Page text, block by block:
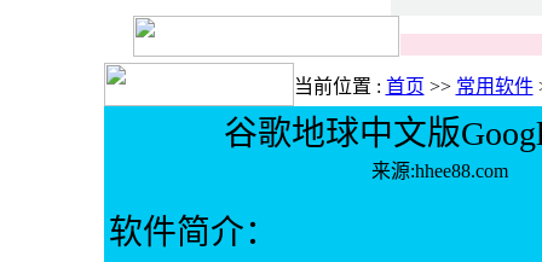
当前位置 : 首页 >> 常用软件
谷歌地球中文版
来源
软件简介：